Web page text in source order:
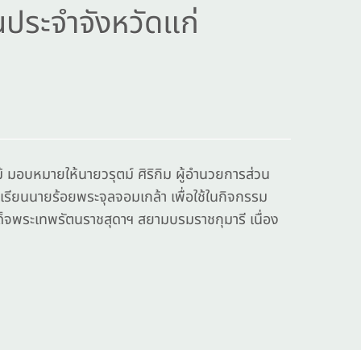
ระจำจังหวัดแก่
มายให้นายวรุตม์ ศิริกิม ผู้อำนวยการส่วน
ยนนายร้อยพระจุลจอมเกล้า เพื่อใช้ในกิจกรรม
ระเทพรัตนราชสุดาฯ สยามบรมราชกุมารี เนื่อง